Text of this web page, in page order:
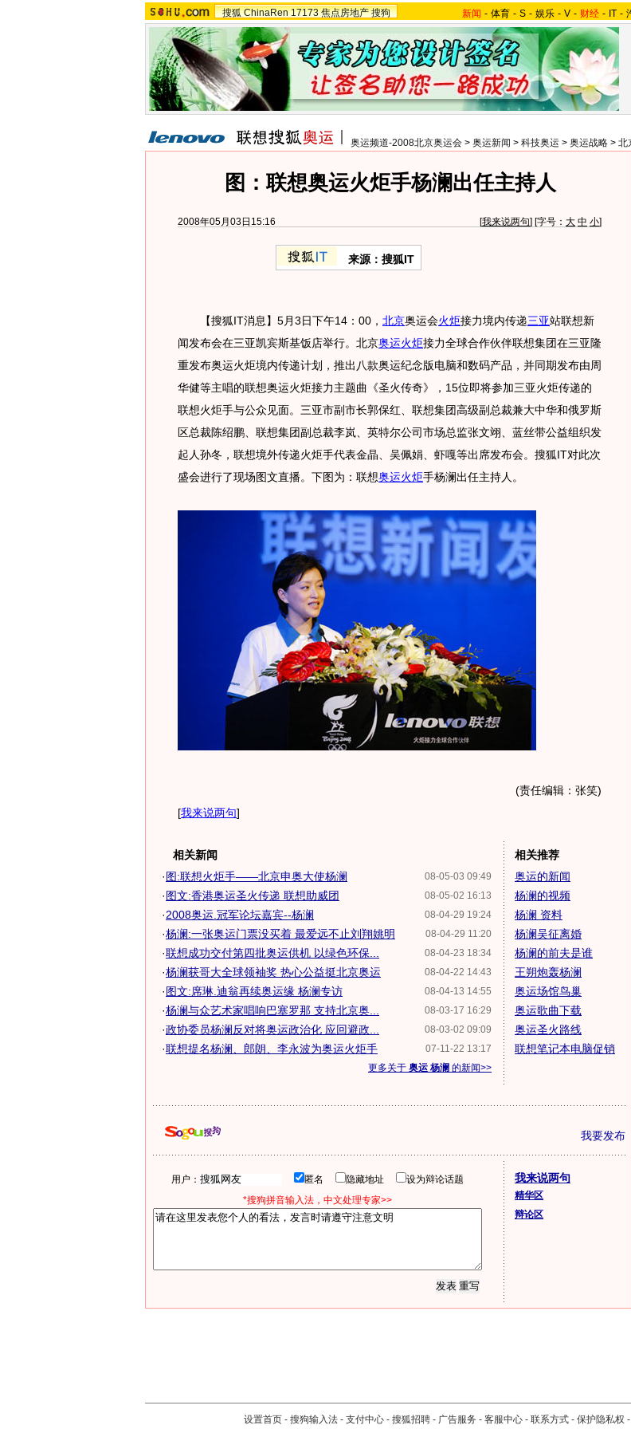
搜狐 ChinaRen 17173 焦点房地产 搜狗 新闻 - 体育 - S - 娱乐 - V - 财经 - IT -
奥运频道-2008北京奥运会 > 奥运新闻 > 科技奥运 > 奥运战略 > 北
图：联想奥运火炬手杨澜出任主持人
2008年05月03日15:16 [我来说两句] [字号： 大 中 小]
来源：搜狐IT
【搜狐IT消息】5月3日下午14：00， 北京奥运会火炬接力境内传递三亚站联想新
闻发布会在三亚凯宾斯基饭店举行。北京奥运火炬接力全球合作伙伴联想集团在三亚隆
重发布奥运火炬境内传递计划，推出八款奥运纪念版电脑和数码产品，并同期发布由周
华健等主唱的联想奥运火炬接力主题曲《圣火传奇》，15位即将参加三亚火炬传递的
联想火炬手与公众见面。三亚市副市长郭保红、联想集团高级副总裁兼大中华和俄罗斯
区总裁陈绍鹏、联想集团副总裁李岚、英特尔公司市场总监张文翊、蓝丝带公益组织发
起人孙冬，联想境外传递火炬手代表金晶、吴佩娟、虾嘎等出席发布会。搜狐IT对此次
盛会进行了现场图文直播。下图为：联想奥运火炬手杨澜出任主持人。
(责任编辑：张笑)
[我来说两句]
相关新闻
08-05-03 09:49
·图:联想火炬手——北京申奥大使杨澜
08-05-02 16:13
·图文:香港奥运圣火传递 联想助威团
08-04-29 19:24
·2008奥运.冠军论坛嘉宾--杨澜
08-04-29 11:20
·杨澜:一张奥运门票没买着 最爱远不止刘翔姚明
08-04-23 18:34
·联想成功交付第四批奥运供机 以绿色环保...
08-04-22 14:43
·杨澜获哥大全球领袖奖 热心公益挺北京奥运
08-04-13 14:55
·图文:席琳.迪翁再续奥运缘 杨澜专访
08-03-17 16:29
·杨澜与众艺术家唱响巴塞罗那 支持北京奥...
08-03-02 09:09
·政协委员杨澜反对将奥运政治化 应回避政...
07-11-22 13:17
·联想提名杨澜、郎朗、李永波为奥运火炬手
更多关于 奥运 杨澜 的新闻>>
相关推荐
奥运的新闻
杨澜的视频
杨澜 资料
杨澜吴征离婚
杨澜的前夫是谁
王朔炮轰杨澜
奥运场馆鸟巢
奥运歌曲下载
奥运圣火路线
联想笔记本电脑促销
我要发布
用户： 匿名 隐藏地址
设为辩论话题
*搜狗拼音输入法，中文处理专家>>
我来说两句
精华区
辩论区
设置首页 - 搜狗输入法 - 支付中心 - 搜狐招聘 - 广告服务 - 客服中心 - 联系方式 - 保护隐私权 -